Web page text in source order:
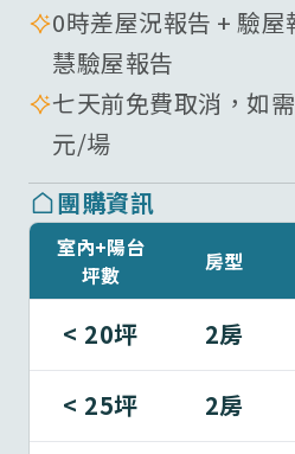
0時差屋況報告 + 驗
慧驗屋報告
七天前免費取消，如
元/場
團購資訊
室內+陽台
坪數
房型
< 20坪 2房
< 25坪 2房